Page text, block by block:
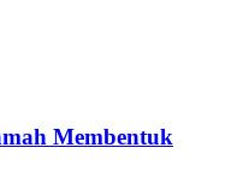
Membentuk